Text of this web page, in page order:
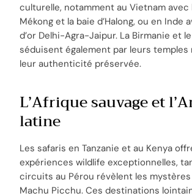
culturelle, notamment au Vietnam avec
Mékong et la baie d’Halong, ou en Inde
d’or Delhi-Agra-Jaipur. La Birmanie et
séduisent également par leurs temples
leur authenticité préservée.
L’Afrique sauvage et
latine
Les safaris en Tanzanie et au Kenya
expériences wildlife exceptionnelles,
circuits au Pérou révèlent les
Machu Picchu. Ces destinations